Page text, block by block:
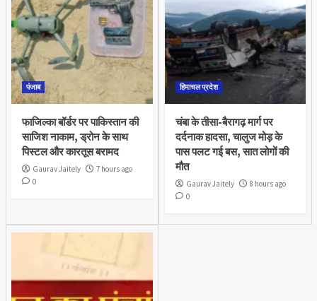
पंजाब
फाजिल्का बॉर्डर पर पाकिस्तान की
साजिश नाकाम, ड्रोन के साथ
पिस्टल और कारतूस बरामद
Gaurav Jaitely
7 hours ago
0
हिमाचल प्रदेश
चंबा के तीसा-बैरागढ़ मार्ग पर
दर्दनाक हादसा, चालुज मोड़ के
पास पलट गई बस, सात लोगों की
मौत
Gaurav Jaitely
8 hours ago
0